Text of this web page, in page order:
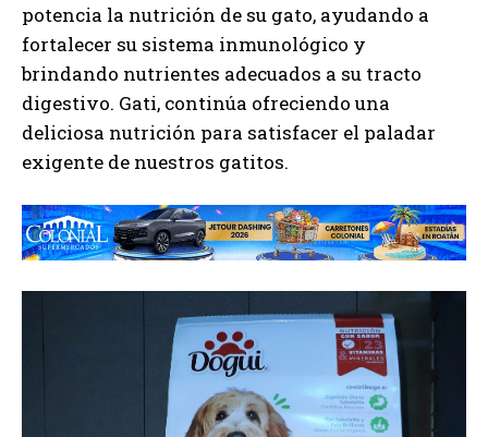
potencia la nutrición de su gato, ayudando a
fortalecer su sistema inmunológico y
brindando nutrientes adecuados a su tracto
digestivo. Gati, continúa ofreciendo una
deliciosa nutrición para satisfacer el paladar
exigente de nuestros gatitos.